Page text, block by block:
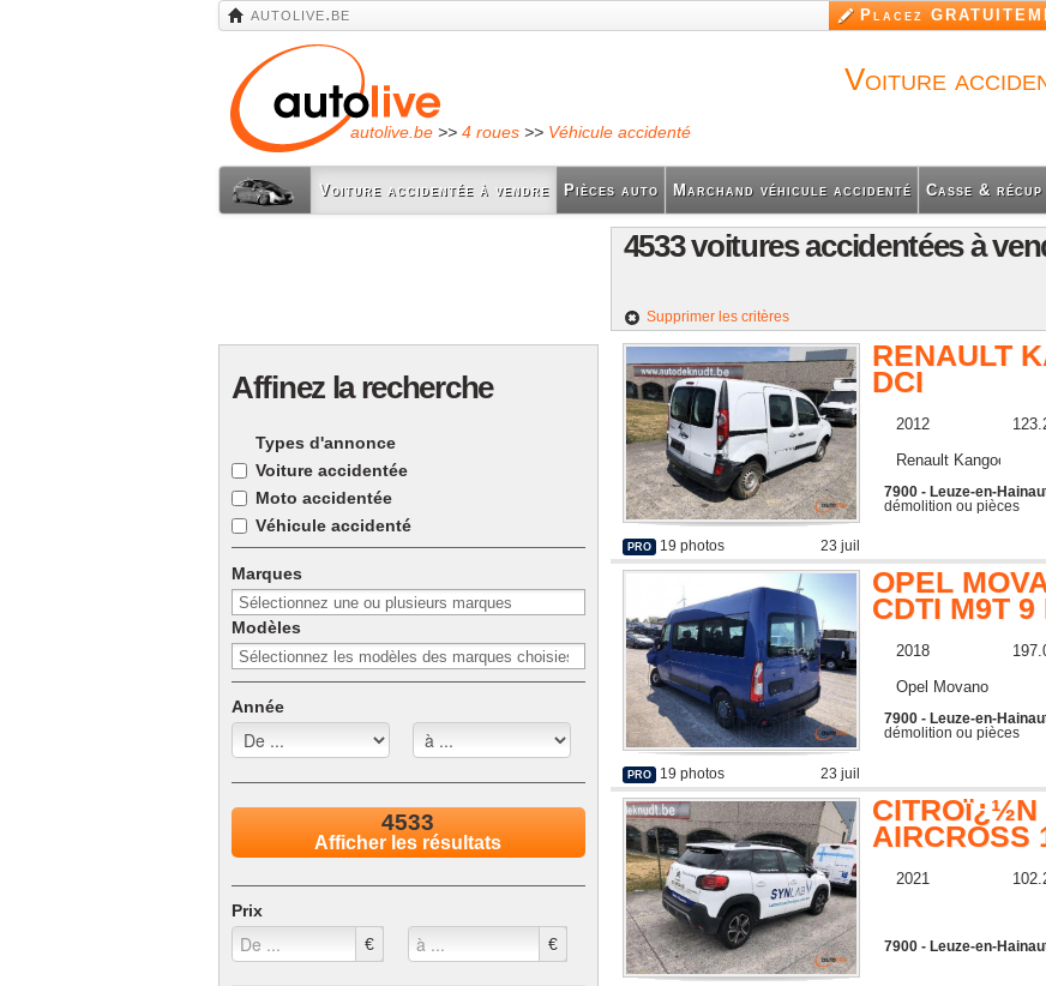
principal
autolive.be Placez
autolive.be >> 4 roues >> Véhicule accidenté
Voiture
Voiture accidentée à vendre Pièces auto Marchand véhicule accidenté Casse & récup
Affinez la recherche
Types d'annonce
Voiture accidentée
Moto accidentée
Véhicule accidenté
Marques
Modèles
Année
4533
Afficher les résultats
Prix
€
€
4533 voitures accidentées à
Supprimer les critères
PRO 19 photos 23 juil
RENAULT
DCI
2012
Renault Kangoo
7900 - Leuze-en-
démolition ou pièces
PRO 19 photos 23 juil
OPEL
CDTI M9T 9
2018
Opel Movano
7900 - Leuze-en-
démolition ou pièces
CITROï¿½N
AIRCROSS
2021
7900 - Leuze-en-